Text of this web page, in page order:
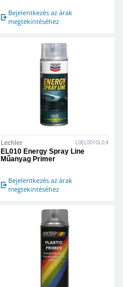
Bejelentkezés az árak
megtekintéséhez
Lechler L0EL0010L0,4
EL010 Energy Spray Line
Műanyag Primer
Bejelentkezés az árak
megtekintéséhez